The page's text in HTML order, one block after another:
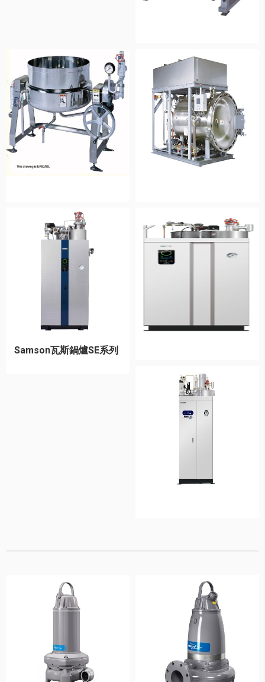
Samson瓦斯鍋爐SE系列